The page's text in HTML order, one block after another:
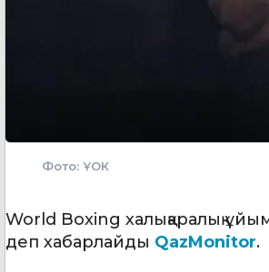
Фото: ҰОК
World Boxing халықаралық
деп хабарлайды QazMonitor.